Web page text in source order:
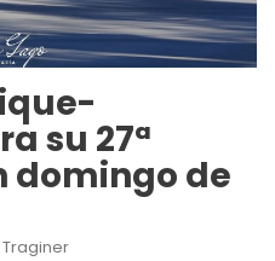
su 27ª
domingo de